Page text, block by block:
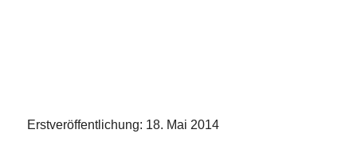
Erstveröffentlichung: 18. Mai 2014